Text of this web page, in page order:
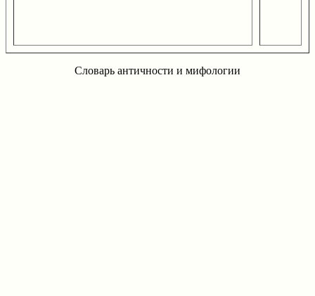
Словарь античности и мифологии